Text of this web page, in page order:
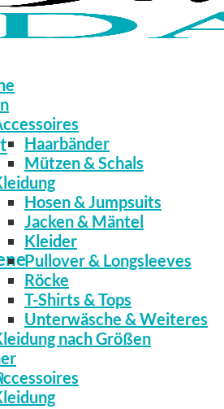
Haarbänder
Mützen & Schals
Hosen & Jumpsuits
Jacken & Mäntel
Kleider
Pullover & Longsleeves
Röcke
T-Shirts & Tops
Unterwäsche & Weiteres
nach Größen